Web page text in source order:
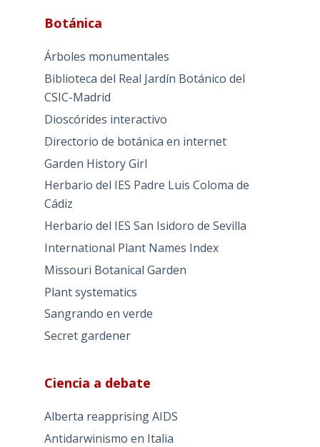
Botánica
Árboles monumentales
Biblioteca del Real Jardín Botánico del
CSIC-Madrid
Dioscórides interactivo
Directorio de botánica en internet
Garden History Girl
Herbario del IES Padre Luis Coloma de
Cádiz
Herbario del IES San Isidoro de Sevilla
International Plant Names Index
Missouri Botanical Garden
Plant systematics
Sangrando en verde
Secret gardener
Ciencia a debate
Alberta reapprising AIDS
Antidarwinismo en Italia